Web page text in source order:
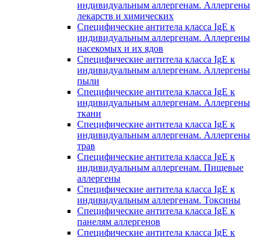
индивидуальным аллергенам. Аллергены
лекарств и химических
Специфические антитела класса IgE к
индивидуальным аллергенам. Аллергены
насекомых и их ядов
Специфические антитела класса IgE к
индивидуальным аллергенам. Аллергены
пыли
Специфические антитела класса IgE к
индивидуальным аллергенам. Аллергены
ткани
Специфические антитела класса IgE к
индивидуальным аллергенам. Аллергены
трав
Специфические антитела класса IgE к
индивидуальным аллергенам. Пищевые
аллергены
Специфические антитела класса IgE к
индивидуальным аллергенам. Токсины
Специфические антитела класса IgE к
панелям аллергенов
Специфические антитела класса IgE к